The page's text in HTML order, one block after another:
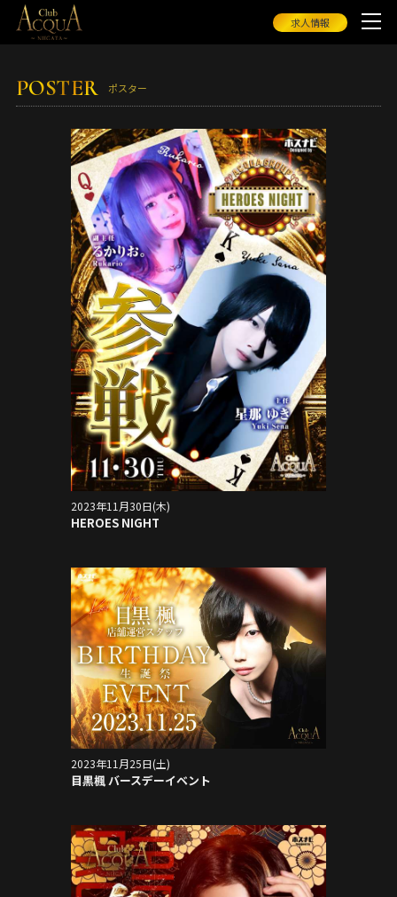
求人情報
POSTER ポスター
2023年11月30日(木)
HEROES NIGHT
2023年11月25日(土)
目黒楓 バースデーイベント